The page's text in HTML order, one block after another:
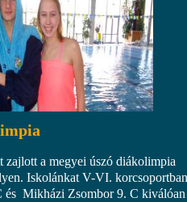
zajlott a megyei úszó diákolimpia
Iskolánkat V-VI. korcsoportban
és Mikházi Zsombor 9. C kiválóan